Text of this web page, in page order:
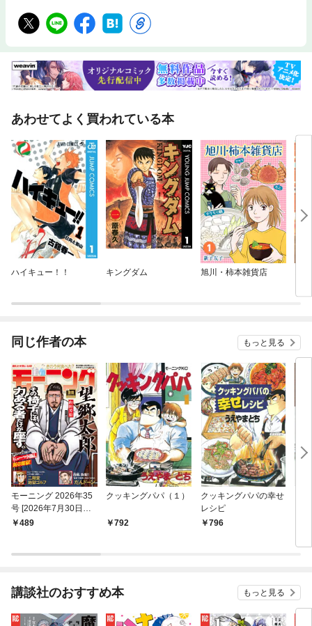
あわせてよく買われている本
ハイキュー！！ キングダム 旭川・柿本雑貨店
同じ作者の本 もっと見る
モーニング 2026年35
号 [2026年7月30日発
売]489
クッキングパパ（１）
792
クッキングパパの幸せ
レシピ
796
講談社のおすすめ本 もっと見る